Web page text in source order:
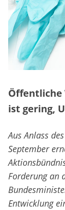
Öffentliche
ist gering,
Aus Anlass
September
Forderung an
Entwicklung